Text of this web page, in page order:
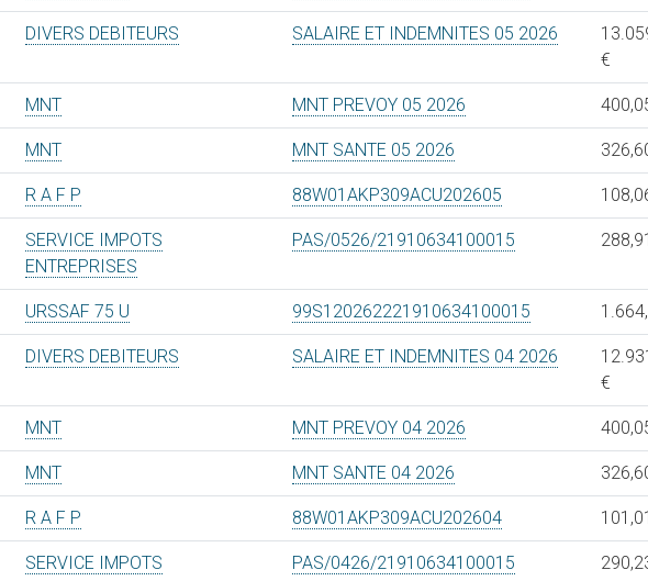
DIVERS DEBITEURS SALAIRE ET INDEMNITES 05 2026
€
MNT MNT PREVOY 05 2026
MNT MNT SANTE 05 2026
R A F P 88W01AKP309ACU202605
SERVICE IMPOTS
ENTREPRISES
PAS/0526/21910634100015
URSSAF 75 U 99S120262221910634100015
DIVERS DEBITEURS SALAIRE ET INDEMNITES 04 2026
€
MNT MNT PREVOY 04 2026
MNT MNT SANTE 04 2026
R A F P 88W01AKP309ACU202604
SERVICE IMPOTS
PAS/0426/21910634100015